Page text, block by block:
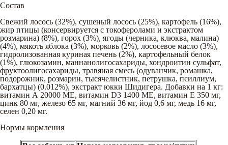
Состав
Свежий лосось (32%), сушеный лосось (25%), картофель (16%),
жир птицы (консервируется с токоферолами и экстрактом
розмарина) (8%), горох (3%), ягоды (черника, клюква, малина)
(4%), мякоть яблока (3%), морковь (2%), лососевое масло (3%),
гидролизованная куриная печень (2%), картофельный белок
(1%), глюкозамин, маннанолигосахариды, хондроитин сульфат,
фруктоолигосахариды, травяная смесь (одуванчик, ромашка,
подорожник, розмарин, тысячелистник, петрушка, псиллиум,
бархатцы) (0.012%), экстракт юкки Шидигера. Добавки на 1 кг:
витамин А 20000 МЕ, витамин D3 1400 МЕ, витамин Е 350 мг,
цинк 80 мг, железо 65 мг, магний 36 мг, йод 0,6 мг, медь 16 мг,
селен 0,20 мг.
Нормы кормления